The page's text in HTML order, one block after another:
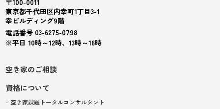
〒100-0011
東京都千代田区内幸町1丁目3-1
幸ビルディング9階
電話番号 03-6275-0798
※平日 10時～12時、13時～16時
空き家のご相談
資格について
– 空き家課題トータルコンサルタント